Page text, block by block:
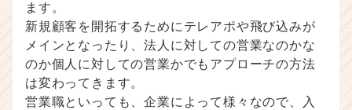
ます。
新規顧客を開拓するためにテレアポや飛び込みが
メインとなったり、法人に対しての営業なのかな
のか個人に対しての営業かでもアプローチの方法
は変わってきます。
営業職といっても、企業によって様々なので、入